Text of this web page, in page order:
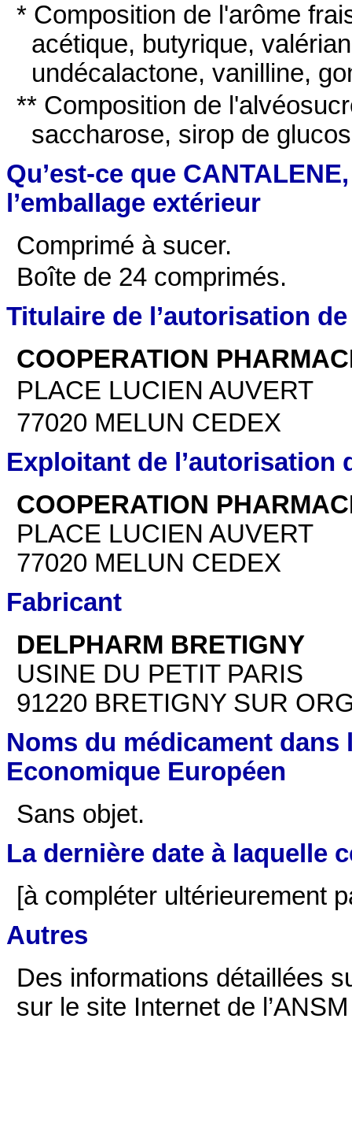
* Composition de l'arôme
acétique, butyrique,
undécalactone, vanilline,
** Composition de
saccharose, sirop de
Qu’est-ce que
l’emballage extérieur
Comprimé à sucer.
Boîte de 24 comprimés.
Titulaire de l’autorisation
COOPERATION
PLACE LUCIEN AUVERT
77020 MELUN CEDEX
Exploitant de l’autorisation
COOPERATION
PLACE LUCIEN AUVERT
77020 MELUN CEDEX
Fabricant
DELPHARM BRETIGNY
USINE DU PETIT PARIS
91220 BRETIGNY SUR
Noms du médicament
Economique Européen
Sans objet.
La dernière date à laquelle
[à compléter ultérieurement
Autres
Des informations détaillées
sur le site Internet de